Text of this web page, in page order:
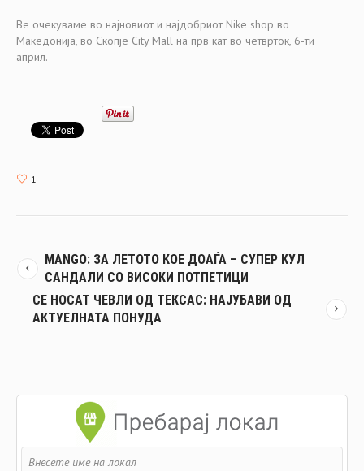
Ве очекуваме во најновиот и најдобриот Nike shop во
Македонија, во Скопје City Mall на прв кат во четврток, 6-ти
април.
1
MANGO: ЗА ЛЕТОТО КОЕ ДОАЃА – СУПЕР КУЛ
САНДАЛИ СО ВИСОКИ ПОТПЕТИЦИ
СЕ НОСАТ ЧЕВЛИ ОД ТЕКСАС: НАЈУБАВИ ОД
АКТУЕЛНАТА ПОНУДА